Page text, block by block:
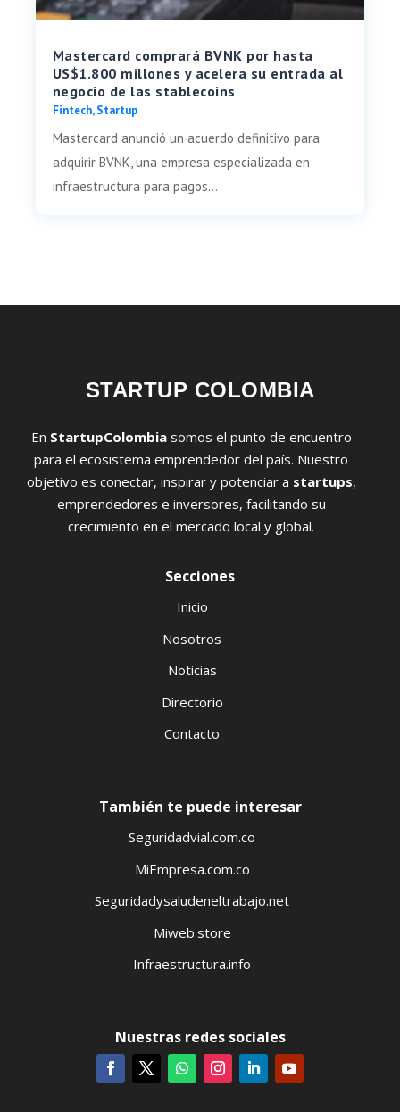
Mastercard comprará BVNK por hasta
US$1.800 millones y acelera su entrada al
negocio de las stablecoins
Fintech,Startup
Mastercard anunció un acuerdo definitivo para
adquirir BVNK, una empresa especializada en
infraestructura para pagos...
STARTUP COLOMBIA
En StartupColombiasomos el punto de encuentro
para el ecosistema emprendedor del país. Nuestro
objetivo es conectar, inspirar y potenciar a startups,
emprendedores e inversores, facilitando su
crecimiento en el mercado local y global.
Secciones
Inicio
Nosotros
Noticias
Directorio
Contacto
También te puede interesar
Seguridadvial.com.co
MiEmpresa.com.co
Seguridadysaludeneltrabajo.net
Miweb.store
Infraestructura.info
Nuestras redes sociales